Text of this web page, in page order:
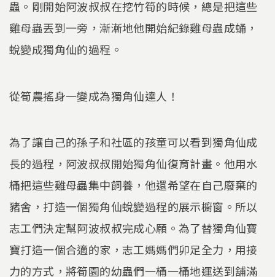
蟲。剛開始阿波叔叔在挖竹筍的時候，總是把這些
雞母蟲丟到一旁，漸漸地他開始紀錄雞母蟲成蛹，
蛻變成獨角仙的過程。
從筍農搖身一變成為獨角仙達人！
為了讓自己的孫子和社區的孩童可以看到獨角仙成
長的過程，阿波叔叔開始獨角仙復育計畫。他用水
桶把這些雞母蟲集中飼養，他還希望在自己廢棄的
豬舍，打造一個獨角仙蛻變過程的展示櫥窗。所以
志工們決定幫阿波叔叔完成心願。為了替獨角仙寶
寶打造一個合適的家，志工媽媽們卯足全力，用接
力的方式，將筍園的幼蟲們一桶一桶地運送到舖滿